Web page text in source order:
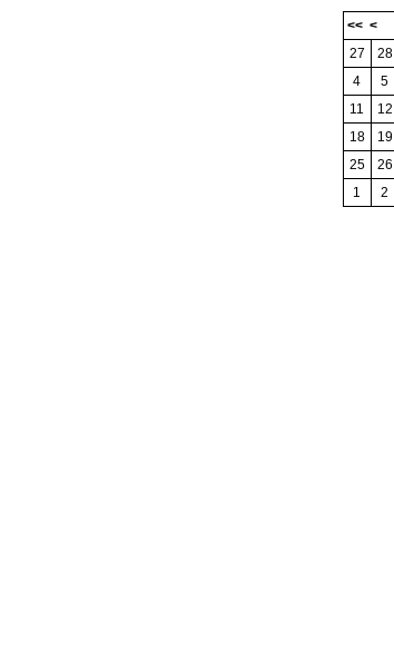
<< <
27
28
4
5
11
12
18
19
25
26
1
2